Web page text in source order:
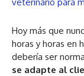
Hoy más que
horas y horas en
debería ser
se adapte al